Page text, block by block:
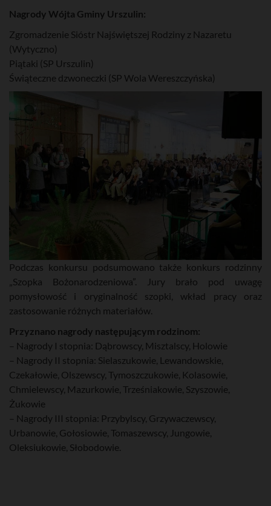
Nagrody Wójta Gminy Urszulin:
Zgromadzenie Sióstr Najświętszej Rodziny z Nazaretu
(Wytyczno)
Piątaki (SP Urszulin)
Świąteczne dzwoneczki (SP Wola Wereszczyńska)
Podczas konkursu podsumowano także konkurs rodzinny
„Szopka Bożonarodzeniowa”. Jury brało pod uwagę
pomysłowość i oryginalność szopki, wkład pracy oraz
zastosowanie różnych materiałów.
Przyznano nagrody następującym rodzinom:
– Nagrody I stopnia: Dąbrowscy, Misztalscy, Holowie
– Nagrody II stopnia: Sielaszukowie, Lewandowskie,
Czekałowie, Olszewscy, Tymoszczukowie, Kolasowie,
Chmielewscy, Mazurkowie, Trześniakowie, Szyszowie,
Żukowie
– Nagrody III stopnia: Przybylscy, Grzywaczewscy,
Urbanowie, Gołosiowie, Tomaszewscy, Jungowie,
Oleksiukowie, Słobodowie.